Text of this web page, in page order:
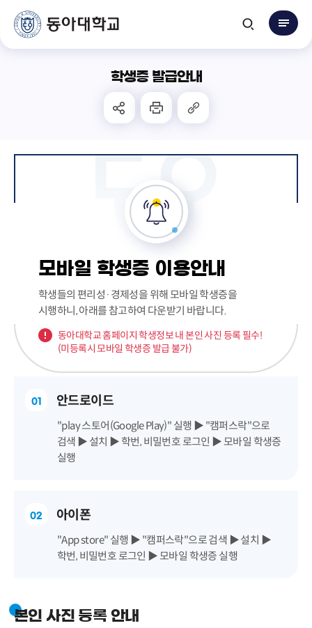
학생증 발급안내
모바일 학생증 이용안내
학생들의 편리성·경제성을 위해 모바일 학생증을
시행하니, 아래를 참고하여 다운받기 바랍니다.
동아대학교 홈페이지 학생정보 내 본인 사진 등록 필수!
(미등록시 모바일 학생증 발급 불가)
01 안드로이드
"play 스토어(Google Play)" 실행 ▶ "캠퍼스락"으로
검색 ▶ 설치 ▶ 학번, 비밀번호 로그인 ▶ 모바일 학생증
실행
02 아이폰
"App store" 실행 ▶ "캠퍼스락"으로 검색 ▶ 설치 ▶
학번, 비밀번호 로그인 ▶ 모바일 학생증 실행
본인 사진 등록 안내